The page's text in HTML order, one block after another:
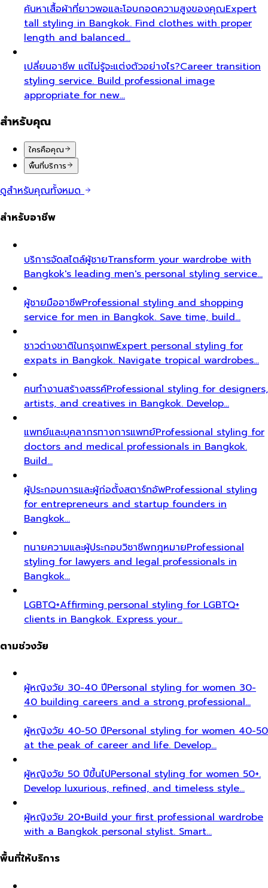
ค้นหาเสื้อผ้าที่ยาวพอและโอบกอดความสูงของคุณExpert
tall styling in Bangkok. Find clothes with proper
length and balanced…
เปลี่ยนอาชีพ แต่ไม่รู้จะแต่งตัวอย่างไร?Career transition
styling service. Build professional image
appropriate for new…
สำหรับคุณ
ใครคือคุณ
พื้นที่บริการ
ดูสำหรับคุณทั้งหมด
สำหรับอาชีพ
บริการจัดสไตล์ผู้ชายTransform your wardrobe with
Bangkok's leading men's personal styling service…
ผู้ชายมืออาชีพProfessional styling and shopping
service for men in Bangkok. Save time, build…
ชาวต่างชาติในกรุงเทพExpert personal styling for
expats in Bangkok. Navigate tropical wardrobes…
คนทำงานสร้างสรรค์Professional styling for designers,
artists, and creatives in Bangkok. Develop…
แพทย์และบุคลากรทางการแพทย์Professional styling for
doctors and medical professionals in Bangkok.
Build…
ผู้ประกอบการและผู้ก่อตั้งสตาร์ทอัพProfessional styling
for entrepreneurs and startup founders in
Bangkok…
ทนายความและผู้ประกอบวิชาชีพกฎหมายProfessional
styling for lawyers and legal professionals in
Bangkok…
LGBTQ+Affirming personal styling for LGBTQ+
clients in Bangkok. Express your…
ตามช่วงวัย
ผู้หญิงวัย 30-40 ปีPersonal styling for women 30-
40 building careers and a strong professional…
ผู้หญิงวัย 40-50 ปีPersonal styling for women 40-50
at the peak of career and life. Develop…
ผู้หญิงวัย 50 ปีขึ้นไปPersonal styling for women 50+.
Develop luxurious, refined, and timeless style…
ผู้หญิงวัย 20+Build your first professional wardrobe
with a Bangkok personal stylist. Smart…
พื้นที่ให้บริการ